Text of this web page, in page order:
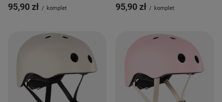
95,90 zł / komplet 95,90 zł / komplet